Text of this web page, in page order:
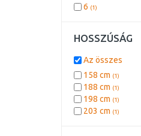
6 (1)
HOSSZÚSÁG
Az összes
158 cm (1)
188 cm (1)
198 cm (1)
203 cm (1)